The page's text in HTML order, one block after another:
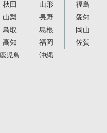
秋田 山形 福島
山梨 長野 愛知
鳥取 島根 岡山
高知 福岡 佐賀
鹿児島 沖縄